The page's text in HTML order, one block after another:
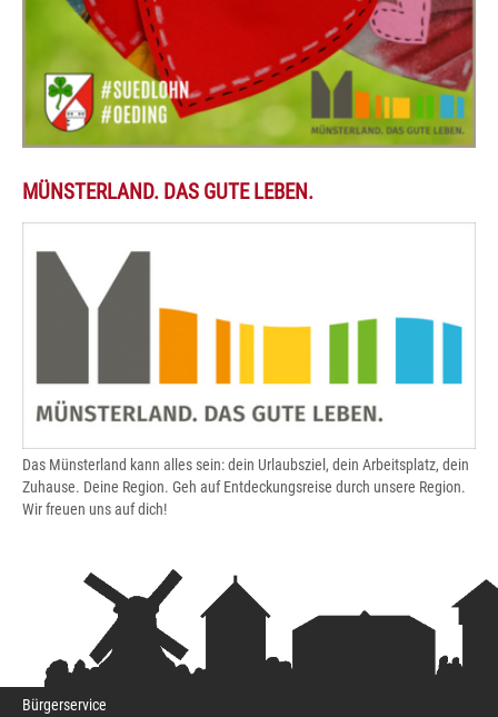
MÜNSTERLAND. DAS GUTE LEBEN.
Das Münsterland kann alles sein: dein Urlaubsziel, dein Arbeitsplatz, dein
Zuhause. Deine Region. Geh auf Entdeckungsreise durch unsere Region.
Wir freuen uns auf dich!
Bürgerservice